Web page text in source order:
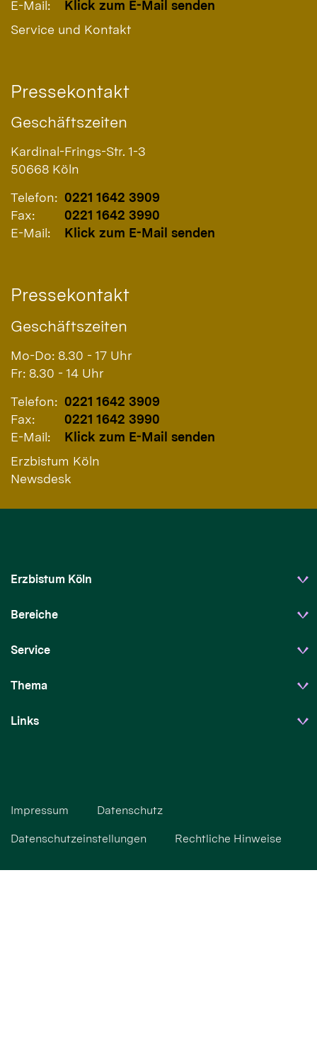
E-Mail:
Klick zum E-Mail senden
Service und Kontakt
Pressekontakt
Geschäftszeiten
Kardinal-Frings-Str. 1-3
50668 Köln
Telefon: 0221 1642 3909
Fax:
0221 1642 3990
E-Mail:
Klick zum E-Mail senden
Pressekontakt
Geschäftszeiten
Mo-Do: 8.30 - 17 Uhr
Fr: 8.30 - 14 Uhr
Telefon: 0221 1642 3909
Fax:
0221 1642 3990
E-Mail:
Klick zum E-Mail senden
Erzbistum Köln
Newsdesk
Erzbistum Köln
Bereiche
Service
Thema
Links
Impressum Datenschutz
Datenschutzeinstellungen Rechtliche Hinweise